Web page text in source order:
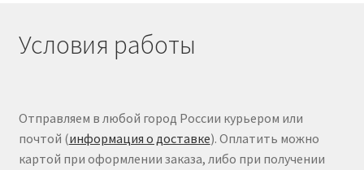
Условия работы
Отправляем в любой город России курьером или
почтой (информация о доставке). Оплатить можно
картой при оформлении заказа, либо при получении